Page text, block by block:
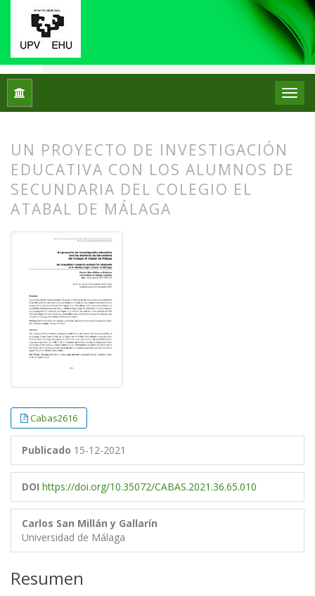
Inicio Núm. 26 (2021): Monográfico IX Jornadas
UN PROYECTO DE INVESTIGACIÓN
EDUCATIVA CON LOS ALUMNOS DE
SECUNDARIA DEL COLEGIO EL
ATABAL DE MÁLAGA
Cabas2616
Publicado 15-12-2021
DOI https://doi.org/10.35072/CABAS.2021.36.65.010
Carlos San Millán y Gallarín
Universidad de Málaga
Resumen